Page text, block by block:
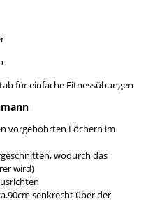
für einfache Fitnessübungen
vorgebohrten Löchern im
wodurch das
wird)
senkrecht über der